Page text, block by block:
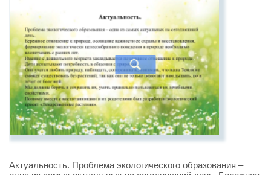
Актуальность. Проблема экологического образования –